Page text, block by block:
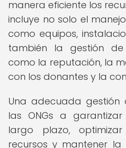
manera eficiente los
incluye no solo el
como equipos,
también la gestión de
como la reputación, la
con los donantes y la
Una adecuada
las ONGs a
largo plazo,
recursos y mantener